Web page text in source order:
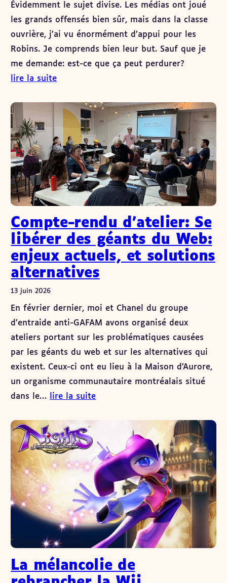
Évidemment le sujet divise. Les médias ont joué
les grands offensés bien sûr, mais dans la classe
ouvrière, j’ai vu énormément d’appui pour les
Robins. Je comprends bien leur but. Sauf que je
me demande: est-ce que ça peut perdurer?
lire la suite
Compte-rendu d’atelier: Se
libérer des géants du Web:
enjeux actuels, et solutions
alternatives
13 juin 2026
En février dernier, moi et Chanel du groupe
d’entraide anti-GAFAM avons organisé deux
ateliers portant sur les problématiques causées
par les géants du web et sur les alternatives qui
existent. Ceux-ci ont eu lieu à la Maison d’Aurore,
un organisme communautaire montréalais situé
dans le…
lire la suite
La mélancolie de